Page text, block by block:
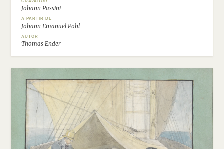
GRAVADOR
Johann Passini
A PARTIR DE
Johann Emanuel Pohl
AUTOR
Thomas Ender